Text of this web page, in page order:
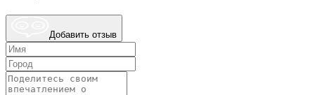
Добавить отзыв